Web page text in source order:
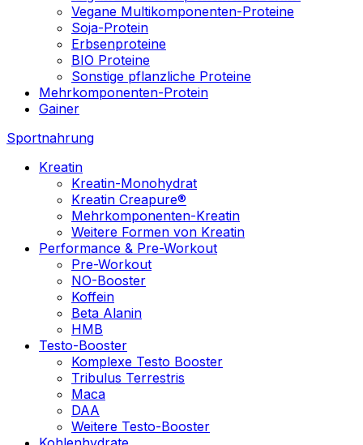
Vegane Multikomponenten-Proteine
Soja-Protein
Erbsenproteine
BIO Proteine
Sonstige pflanzliche Proteine
Mehrkomponenten-Protein
Gainer
Sportnahrung
Kreatin
Kreatin-Monohydrat
Kreatin Creapure®
Mehrkomponenten-Kreatin
Weitere Formen von Kreatin
Performance & Pre-Workout
Pre-Workout
NO-Booster
Koffein
Beta Alanin
HMB
Testo-Booster
Komplexe Testo Booster
Tribulus Terrestris
Maca
DAA
Weitere Testo-Booster